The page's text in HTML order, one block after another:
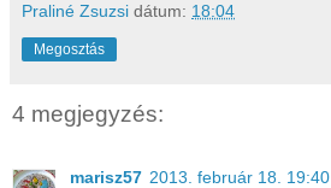
Praliné Zsuzsi dátum: 18:04
Megosztás
4 megjegyzés:
marisz57 2013. február 18. 19:40